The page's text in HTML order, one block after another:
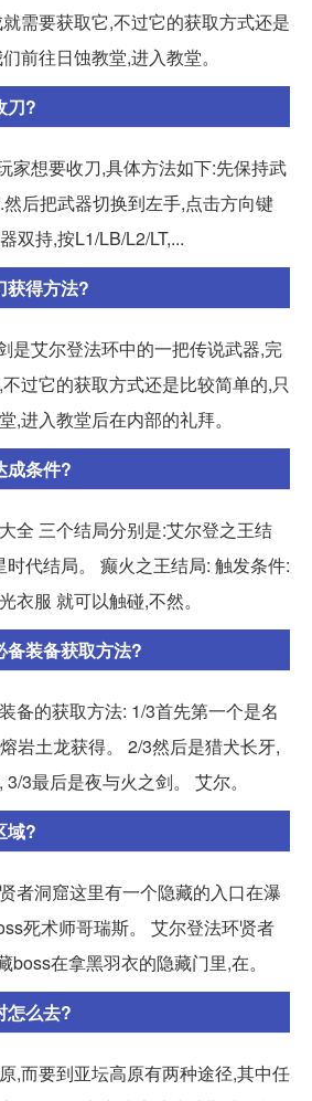
需要获取它,不过它的获取方式还是
前往日蚀教堂,进入教堂。
刀?
家想要收刀,具体方法如下:先保持武
后把武器切换到左手,点击方向键
双持,按L1/LB/L2/LT,...
获得方法?
是艾尔登法环中的一把传说武器,完
过它的获取方式还是比较简单的,只
,进入教堂后在内部的礼拜。
成条件?
全 三个结局分别是:艾尔登之王结
时代结局。 癫火之王结局: 触发条件:
衣服 就可以触碰,不然。
备装备获取方法?
备的获取方法: 1/3首先第一个是名
岩土龙获得。 2/3然后是猎犬长牙,
3最后是夜与火之剑。 艾尔。
域?
者洞窟这里有一个隐藏的入口在瀑
死术师哥瑞斯。 艾尔登法环贤者
boss在拿黑羽衣的隐藏门里,在。
怎么去?
,而要到亚坛高原有两种途径,其中任